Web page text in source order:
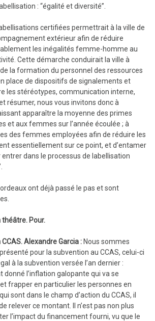
: “égalité et diversité”.
certifiées permettrait à la ville de
extérieur afin de réduire
les inégalités femme-homme au
Cette démarche conduirait la ville à
la formation du personnel des ressources
place de dispositifs de signalements et
les stéréotypes, communication interne,
résumer, nous vous invitons donc à
apparaître la moyenne des primes
et aux femmes sur l’année écoulée ; à
des femmes employées afin de réduire les
essentiellement sur ce point, et d’entamer
entrer dans le processus de labellisation
ont déjà passé le pas et sont
théâtre. Pour.
CCAS. Alexandre Garcia : Nous sommes
pour la subvention au CCAS, celui-ci
à la subvention versée l’an dernier :
donné l’inflation galopante qui va se
frapper en particulier les personnes en
sont dans le champ d’action du CCAS, il
relever ce montant. Il n’est pas non plus
l’impact du financement fourni, vu que le